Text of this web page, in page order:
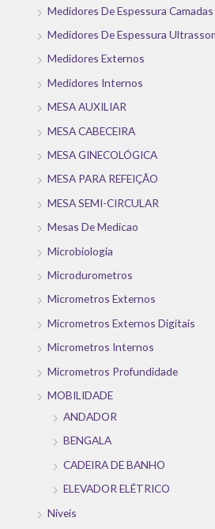
Medidores De Espessura Camadas
Medidores De Espessura
Medidores Externos
Medidores Internos
MESA AUXILIAR
MESA CABECEIRA
MESA GINECOLÓGICA
MESA PARA REFEIÇÃO
MESA SEMI-CIRCULAR
Mesas De Medicao
Microbiologia
Microdurometros
Micrometros Externos
Micrometros Externos Digitais
Micrometros Internos
Micrometros Profundidade
MOBILIDADE
ANDADOR
BENGALA
CADEIRA DE BANHO
ELEVADOR ELÉTRICO
Niveis